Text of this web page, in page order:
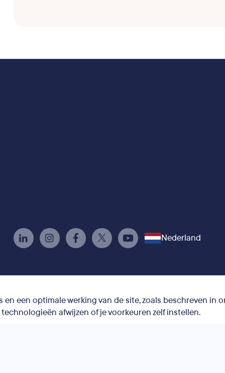
Nederland
een optimale werking van de site, zoals beschreven in
afwijzen of je voorkeuren zelf instellen.